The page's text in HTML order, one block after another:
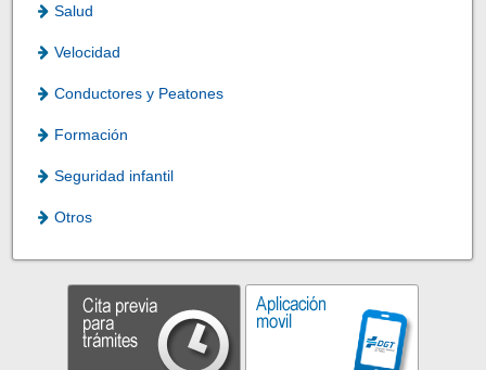
Salud
Velocidad
Conductores y Peatones
Formación
Seguridad infantil
Otros